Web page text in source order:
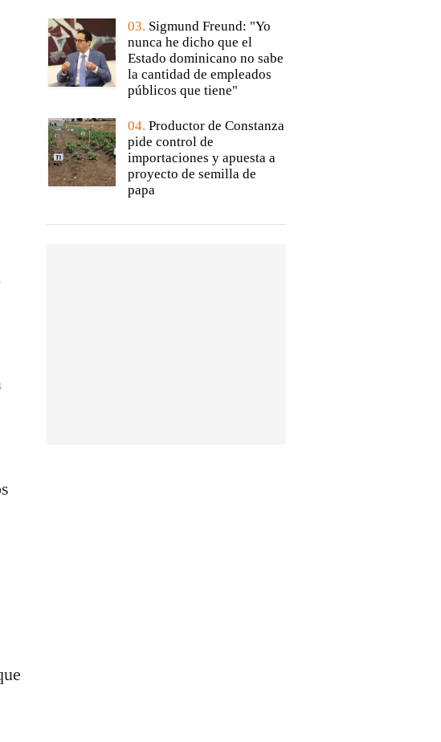
03. Sigmund Freund: "Yo
nunca he dicho que el
Estado dominicano no sabe
la cantidad de empleados
públicos que tiene"
04. Productor de Constanza
pide control de
importaciones y apuesta a
proyecto de semilla de
papa